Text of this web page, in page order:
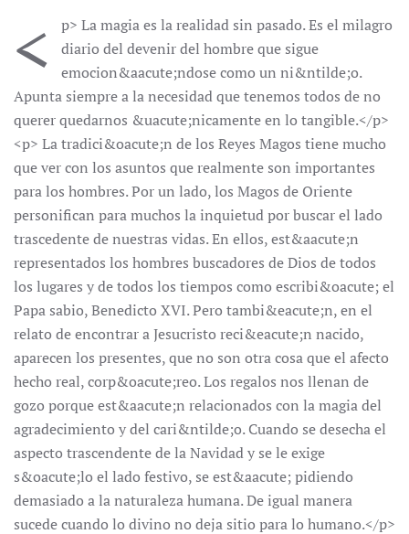
<
p> La magia es la realidad sin pasado. Es el milagro
diario del devenir del hombre que sigue
emocion&aacute;ndose como un ni&ntilde;o.
Apunta siempre a la necesidad que tenemos todos de no
querer quedarnos &uacute;nicamente en lo tangible.</p>
<p> La tradici&oacute;n de los Reyes Magos tiene mucho
que ver con los asuntos que realmente son importantes
para los hombres. Por un lado, los Magos de Oriente
personifican para muchos la inquietud por buscar el lado
trascedente de nuestras vidas. En ellos, est&aacute;n
representados los hombres buscadores de Dios de todos
los lugares y de todos los tiempos como escribi&oacute; el
Papa sabio, Benedicto XVI. Pero tambi&eacute;n, en el
relato de encontrar a Jesucristo reci&eacute;n nacido,
aparecen los presentes, que no son otra cosa que el afecto
hecho real, corp&oacute;reo. Los regalos nos llenan de
gozo porque est&aacute;n relacionados con la magia del
agradecimiento y del cari&ntilde;o. Cuando se desecha el
aspecto trascendente de la Navidad y se le exige
s&oacute;lo el lado festivo, se est&aacute; pidiendo
demasiado a la naturaleza humana. De igual manera
sucede cuando lo divino no deja sitio para lo humano.</p>